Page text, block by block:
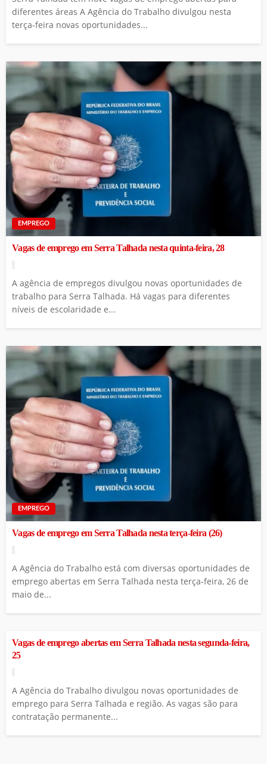
diferentes áreas A Agência do Trabalho divulgou nesta
terça-feira novas oportunidades...
EMPREGO
Vagas de emprego em Serra Talhada nesta quinta-feira, 28
A agência de empregos divulgou novas oportunidades de
trabalho para Serra Talhada. Há vagas para diferentes
níveis de escolaridade e...
EMPREGO
Vagas de emprego em Serra Talhada nesta terça-feira (26)
A Agência do Trabalho está com diversas oportunidades de
emprego abertas em Serra Talhada nesta terça-feira, 26 de
maio de...
Vagas de emprego abertas em Serra Talhada nesta segunda-feira,
25
A Agência do Trabalho divulgou novas oportunidades de
emprego para Serra Talhada e região. As vagas são para
contratação permanente...